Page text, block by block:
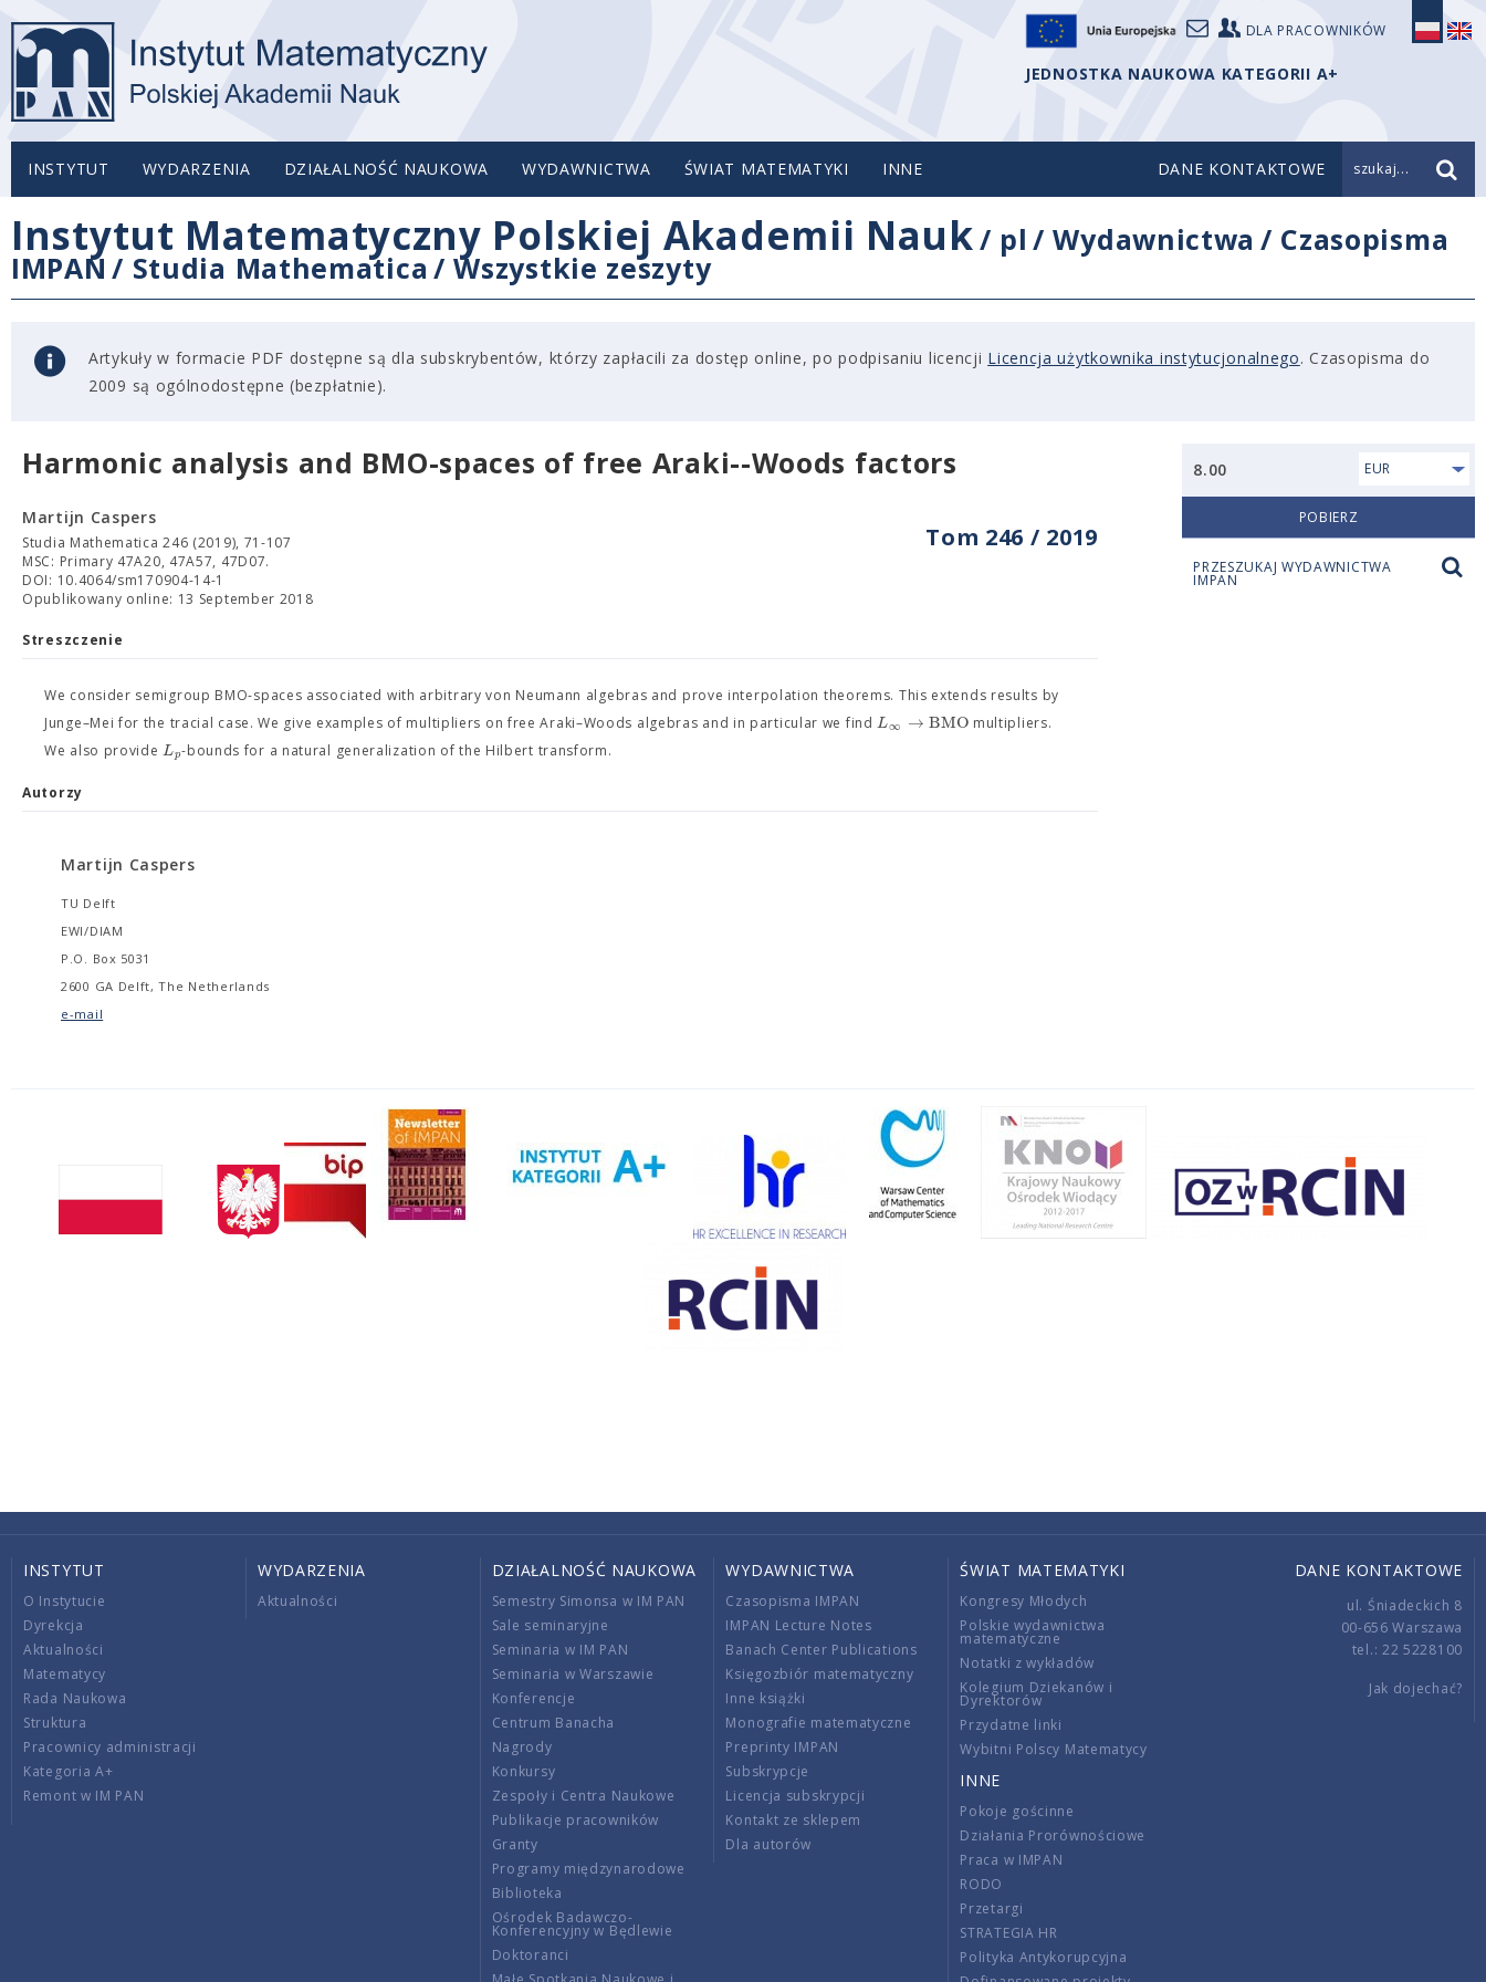
DLA PRACOWNIKÓW
JEDNOSTKA NAUKOWA KATEGORII A+
INSTYTUT WYDARZENIA DZIAŁALNOŚĆ NAUKOWA WYDAWNICTWA ŚWIAT MATEMATYKI INNE DANE KONTAKTOWE szukaj...
Instytut Matematyczny Polskiej Akademii Nauk/ pl /Wydawnictwa / Czasopisma
IMPAN / Studia Mathematica /Wszystkie zeszyty
Artykuły w formacie PDF dostępne są dla subskrybentów, którzy zapłacili za dostęp online, po podpisaniu licencji Licencja użytkownika instytucjonalnego. Czasopisma do
2009 są ogólnodostępne (bezpłatnie).
Harmonic analysis and BMO-spaces of free Araki--Woods factors
Tom 246 / 2019
Martijn Caspers
Studia Mathematica 246 (2019), 71-107
MSC: Primary 47A20, 47A57, 47D07.
DOI: 10.4064/sm170904-14-1
Opublikowany online: 13 September 2018
Streszczenie
We consider semigroup BMO-spaces associated with arbitrary von Neumann algebras and prove interpolation theorems. This extends results by
Junge–Mei for the tracial case. We give examples of multipliers on free Araki–Woods algebras and in particular we findL∞ → BMO multipliers.
We also provideLp-bounds for a natural generalization of the Hilbert transform.
Autorzy
Martijn Caspers
TU Delft
EWI/DIAM
P.O. Box 5031
2600 GA Delft, The Netherlands
e-mail
8.00 EUR
POBIERZ
PRZESZUKAJ WYDAWNICTWA
IMPAN
INSTYTUT
O Instytucie
Dyrekcja
Aktualności
Matematycy
Rada Naukowa
Struktura
Pracownicy administracji
Kategoria A+
Remont w IM PAN
WYDARZENIA
Aktualności
DZIAŁALNOŚĆ NAUKOWA
Semestry Simonsa w IM PAN
Sale seminaryjne
Seminaria w IM PAN
Seminaria w Warszawie
Konferencje
Centrum Banacha
Nagrody
Konkursy
Zespoły i Centra Naukowe
Publikacje pracowników
Granty
Programy międzynarodowe
Biblioteka
Ośrodek Badawczo-
Konferencyjny w Będlewie
Doktoranci
WYDAWNICTWA
Czasopisma IMPAN
IMPAN Lecture Notes
Banach Center Publications
Księgozbiór matematyczny
Inne książki
Monografie matematyczne
Preprinty IMPAN
Subskrypcje
Licencja subskrypcji
Kontakt ze sklepem
Dla autorów
ŚWIAT MATEMATYKI
Kongresy Młodych
Polskie wydawnictwa
matematyczne
Notatki z wykładów
Kolegium Dziekanów i
Dyrektorów
Przydatne linki
Wybitni Polscy Matematycy
INNE
Pokoje gościnne
Działania Prorównościowe
Praca w IMPAN
RODO
Przetargi
STRATEGIA HR
Polityka Antykorupcyjna
DANE KONTAKTOWE
ul. Śniadeckich 8
00-656 Warszawa
tel.: 22 5228100
Jak dojechać?